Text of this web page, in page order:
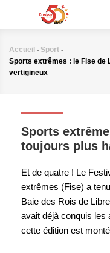
principal
Fil
d'Ariane
Accueil - Sport -
Sports extrêmes : le Fise de
vertigineux
Sports
toujours plus
Et de quatre ! Le
extrêmes (Fise) a
Baie des Rois de
avait déjà conquis les
cette édition est